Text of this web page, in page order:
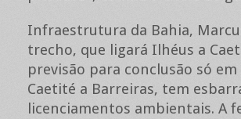
Infraestrutura da Bahia,
trecho, que ligará Ilhéus a
previsão para conclusão só
Caetité a Barreiras, tem
licenciamentos ambientais. A